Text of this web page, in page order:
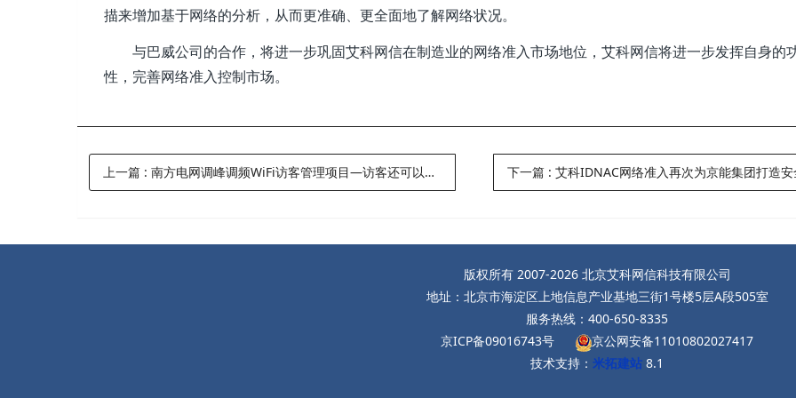
描来增加基于网络的分析，从而更准确、更全面地了解网络状况。
与巴威公司的合作，将进一步巩固艾科网信在制造业的网络准入市场地位，艾科网信将进一步发挥自身的
性，完善网络准入控制市场。
上一篇 :南方电网调峰调频WiFi访客管理项目—访客还可以这样管！ 下一篇 :艾科IDNAC网络准入再次为京能集团打造
版权所有 2007-2026 北京艾科网信科技有限公司
地址：北京市海淀区上地信息产业基地三街1号楼5层A段505室
服务热线：400-650-8335
京ICP备09016743号
京公网安备11010802027417
技术支持： 米拓建站 8.1